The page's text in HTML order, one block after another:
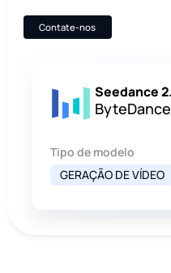
Contate-nos
Seedance
ByteDance
Tipo de modelo
GERAÇÃO DE VÍDEO